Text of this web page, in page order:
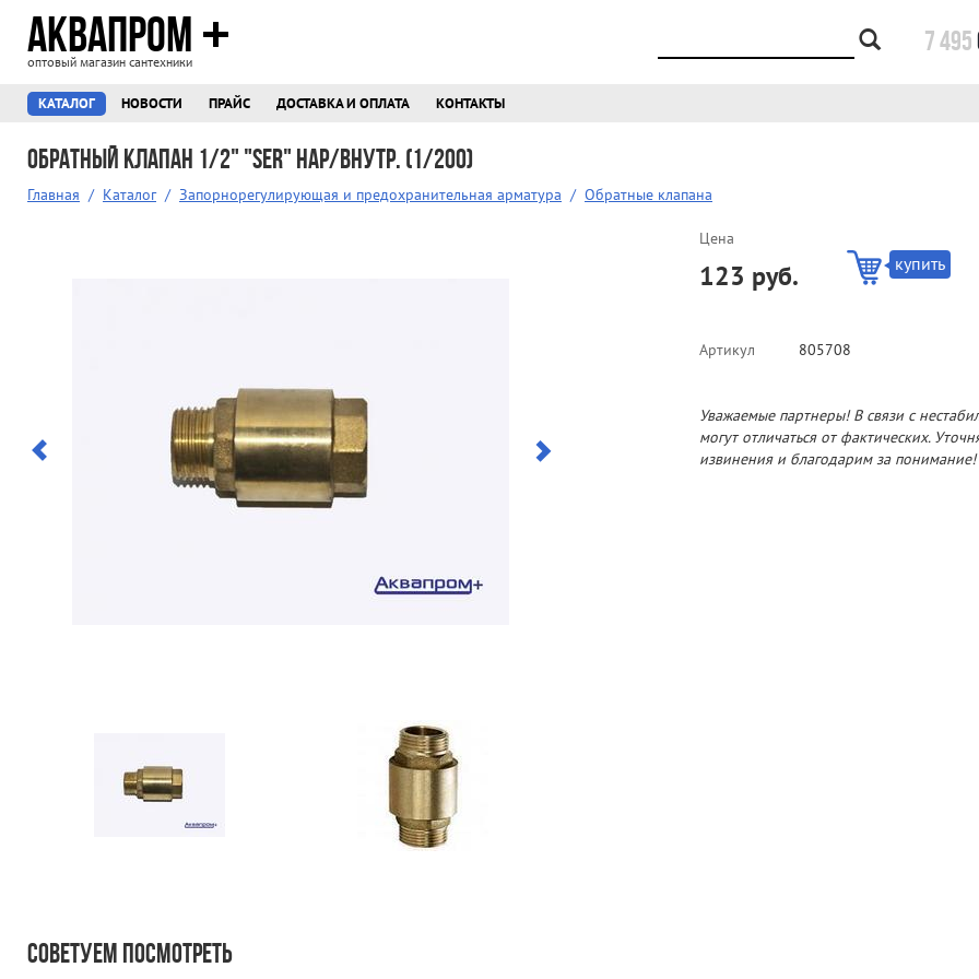
7 495
АКВАПРОМ
оптовый магазин сантехники
КАТАЛОГ НОВОСТИ ПРАЙС ДОСТАВКА И ОПЛАТА КОНТАКТЫ
Обратный клапан 1/2" "SER" нар/внутр. (1/200)
Главная / Каталог / Запорнорегулирующая и предохранительная арматура / Обратные клапана
Цена
123 руб. купить
Артикул 805708
Уважаемые партнеры! В связи с
могут отличаться от фактических.
извинения и благодарим за понимание!
Советуем посмотреть